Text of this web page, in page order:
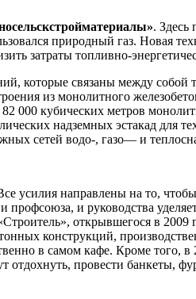
. Здесь
природный газ. Новая
затраты топливно-
которые связаны между собой
из монолитного
000 кубических метров
надземных эстакад для
сетей водо-, газо— и
усилия направлены на то,
и руководства
открывшегося в 2009
конструкций,
в самом кафе. Кроме того, в
отдохнуть, провести банкеты,